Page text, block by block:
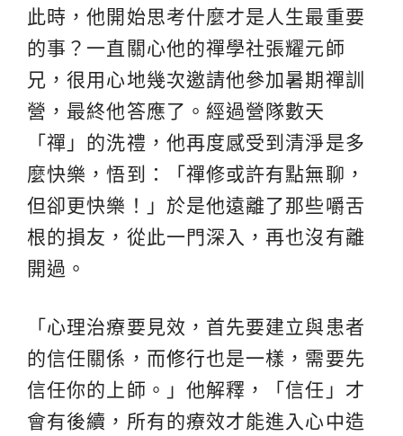
此時，他開始思考什麼才是人生最重要
的事？一直關心他的禪學社張耀元師
兄，很用心地幾次邀請他參加暑期禪訓
營，最終他答應了。經過營隊數天
「禪」的洗禮，他再度感受到清淨是多
麼快樂，悟到：「禪修或許有點無聊，
但卻更快樂！」於是他遠離了那些嚼舌
根的損友，從此一門深入，再也沒有離
開過。
「心理治療要見效，首先要建立與患者
的信任關係，而修行也是一樣，需要先
信任你的上師。」他解釋，「信任」才
會有後續，所有的療效才能進入心中造